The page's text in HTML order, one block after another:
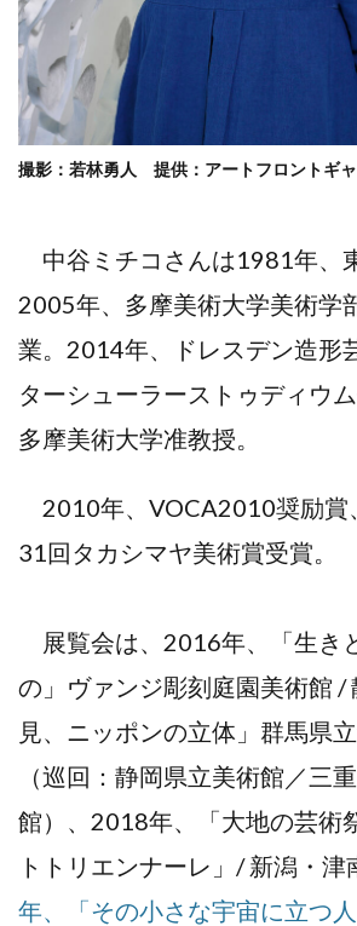
撮影：若林勇人 提供：アートフロントギ
中谷ミチコさんは1981年、
2005年、多摩美術大学美術学
業。2014年、ドレスデン造形
ターシューラーストゥディウム
多摩美術大学准教授。
2010年、VOCA2010奨励賞
31回タカシマヤ美術賞受賞。
展覧会は、2016年、「生き
の」ヴァンジ彫刻庭園美術館 /
見、ニッポンの立体」群馬県
（巡回：静岡県立美術館／三
館）、2018年、「大地の芸術
トトリエンナーレ」/ 新潟・津
年、「その小さな宇宙に立つ